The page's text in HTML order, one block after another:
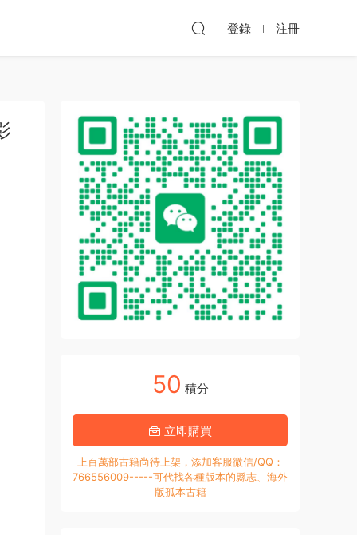
登錄 注冊
50 積分
立即購買
上百萬部古籍尚待上架，添加客服微信/QQ：
766556009-----可代找各種版本的縣志、海外
版孤本古籍